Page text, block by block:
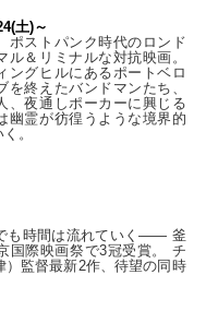
土)～
ポストパンク時代のロンド
ル＆リミナルな対抗映画。
ングヒルにあるポートベロ
を終えたバンドマンたち、
、夜通しポーカーに興じる
幽霊が彷徨うような境界的
。
も時間は流れていく—— 釜
国際映画祭で3冠受賞。 チ
）監督最新2作、待望の同時